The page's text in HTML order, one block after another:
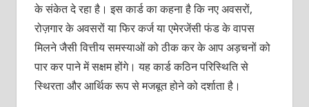
के संकेत दे रहा है। इस कार्ड का कहना है कि नए अवसरों,
रोज़गार के अवसरों या फिर कर्ज या एमेरजेंसी फंड के वापस
मिलने जैसी वित्तीय समस्‍याओं को ठीक कर के आप अड़चनों को
पार कर पाने में सक्षम होंगे। यह कार्ड कठिन परिस्थिति से
स्थिरता और आर्थिक रूप से मजबूत होने को दर्शाता है।